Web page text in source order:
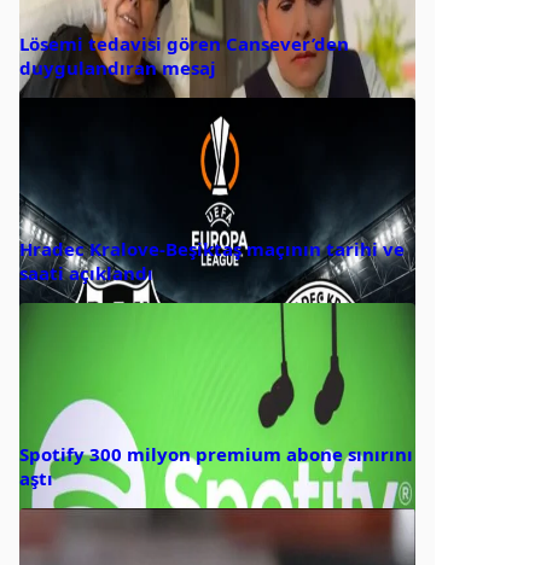
Lösemi tedavisi gören Cansever’den
duygulandıran mesaj
Hradec Kralove-Beşiktaş maçının tarihi ve
saati açıklandı
Spotify 300 milyon premium abone sınırını
aştı